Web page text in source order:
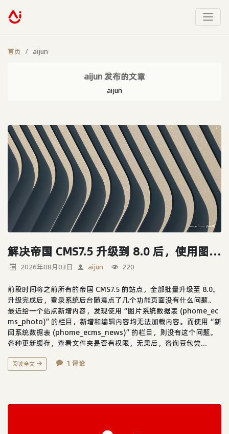
首页 aijun
aijun 发布的文章
aijun
解决帝国 CMS7.5 升级到 8.0 后，使用图片模型的栏目新增编辑内容没法加载的问题
2026年08月03日 aijun 220
前段时间将之前所有的帝国 CMS7.5 的站点，全部批量升级至 8.0。
升级完成后，登录系统后台随意点了几个功能页面没有什么问题。
最近给一个站点新增内容，发现使用“图片系统数据表 (phome_ec
ms_photo)”的栏目，新增和编辑内容均无法加载内容。而使用“新
闻系统数据表 (phome_ecms_news)”的栏目，则没有这个问题。
各种更新缓存，查看文件夹是否有权限，无果后，咨询豆包尝...
阅读全文 1 评论